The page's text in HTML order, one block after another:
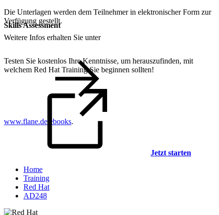
Die Unterlagen werden dem Teilnehmer in elektronischer Form zur
Verfügung gestellt.
Weitere Infos erhalten Sie unter
www.flane.de/ebooks.
Skills Assessment
Testen Sie kostenlos Ihre Kenntnisse, um herauszufinden, mit
welchem Red Hat Training Sie beginnen sollten!
Jetzt starten
Home
Training
Red Hat
AD248